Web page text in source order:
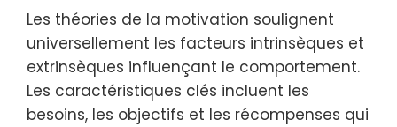
Les théories de la motivation soulignent
universellement les facteurs intrinsèques et
extrinsèques influençant le comportement.
Les caractéristiques clés incluent les
besoins, les objectifs et les récompenses qui